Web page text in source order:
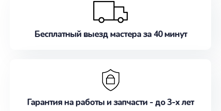
Бесплатный выезд мастера за 40 минут
Гарантия на работы и запчасти - до 3-х лет